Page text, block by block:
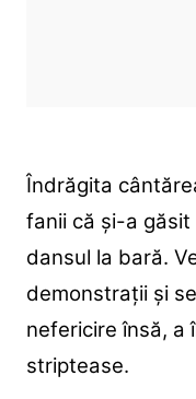
Îndrăgita
fanii că și-a găsit
dansul la bară.
demonstrații și
nefericire însă, a
striptease.